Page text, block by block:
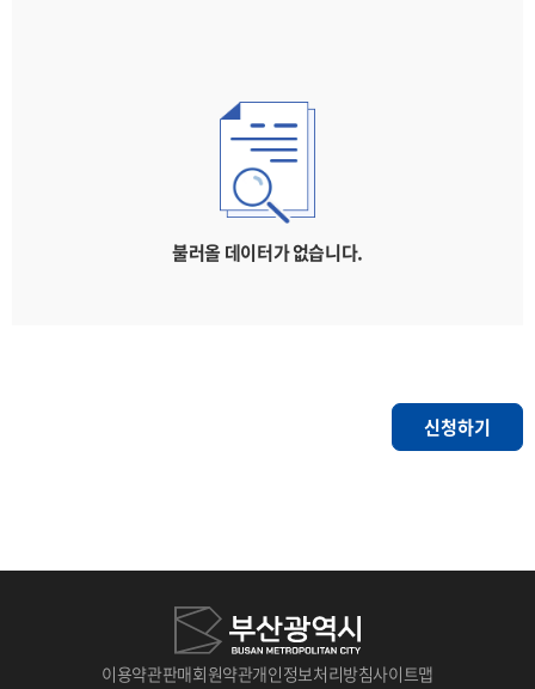
불러올 데이터가 없습니다.
신청하기
이용약관판매회원약관개인정보처리방침사이트맵